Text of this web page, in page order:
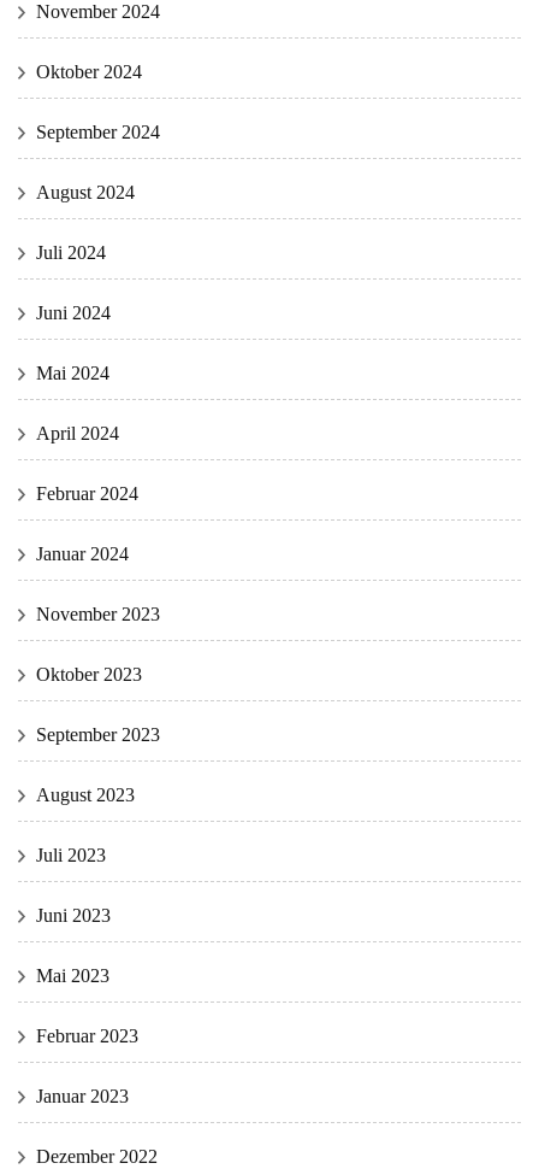
November 2024
Oktober 2024
September 2024
August 2024
Juli 2024
Juni 2024
Mai 2024
April 2024
Februar 2024
Januar 2024
November 2023
Oktober 2023
September 2023
August 2023
Juli 2023
Juni 2023
Mai 2023
Februar 2023
Januar 2023
Dezember 2022